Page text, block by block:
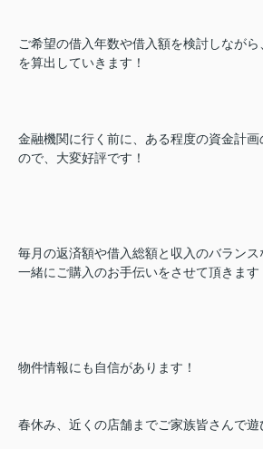
ご希望の借入年数や借入額を検討しなが
を算出していきます！
金融機関に行く前に、ある程度の資金計
ので、大変好評です！
毎月の返済額や借入総額と収入のバランス
一緒にご購入のお手伝いをさせて頂きます
物件情報にも自信があります！
春休み、近くの店舗までご家族皆さんで